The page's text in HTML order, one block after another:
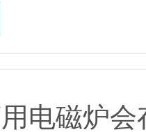
电磁炉会